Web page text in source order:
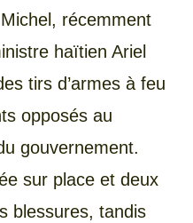
récemment
haïtien Ariel
tirs d’armes à feu
opposés au
gouvernement.
sur place et deux
blessures, tandis